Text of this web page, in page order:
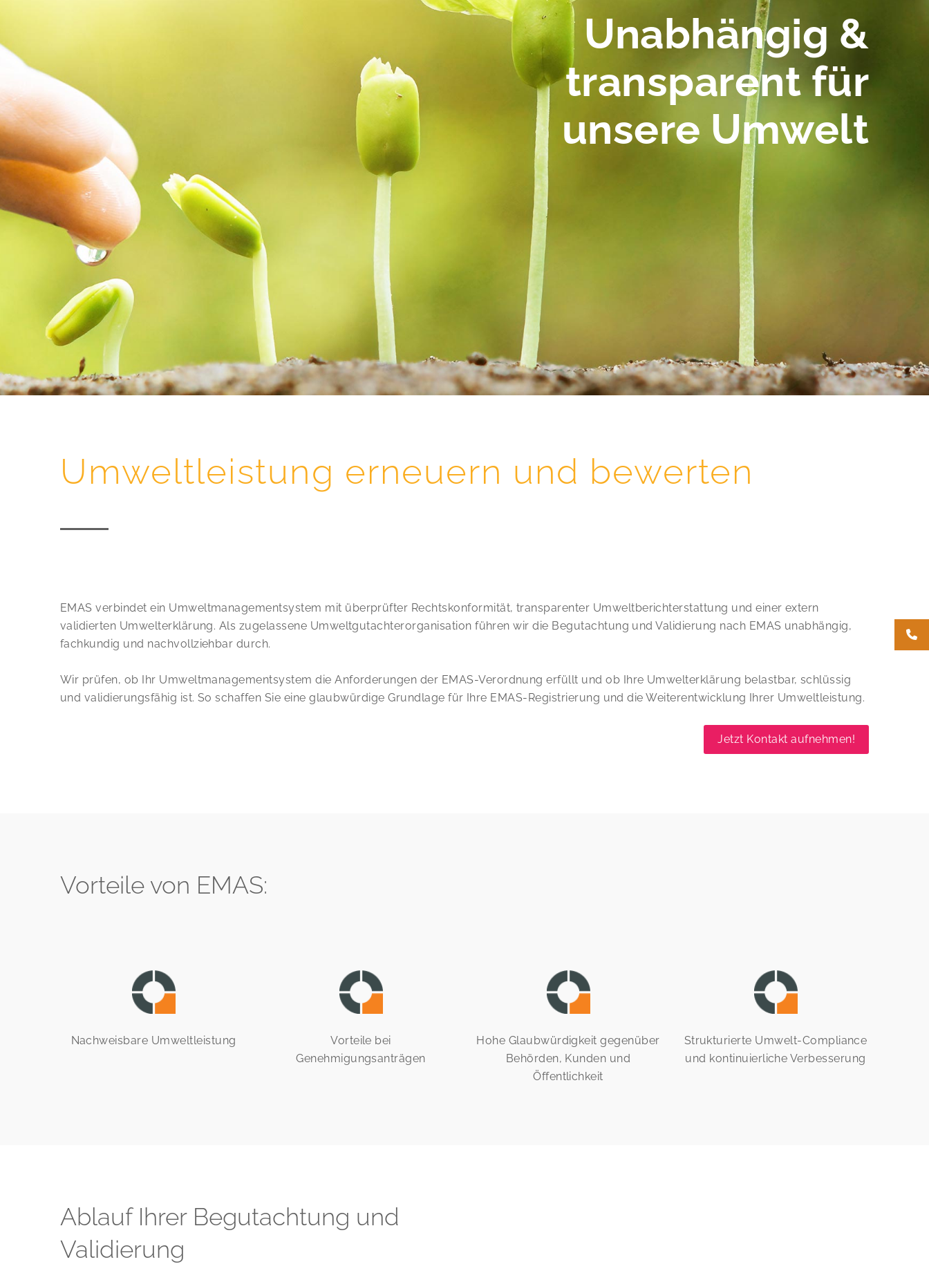
Unabhängig &
transparent für
unsere Umwelt
Umweltleistung erneuern und bewerten
EMAS verbindet ein Umweltmanagementsystem mit überprüfter Rechtskonformität, transparenter Umweltberichterstattung und einer extern
validierten Umwelterklärung. Als zugelassene Umweltgutachterorganisation führen wir die Begutachtung und Validierung nach EMAS unabhängig,
fachkundig und nachvollziehbar durch.
Wir prüfen, ob Ihr Umweltmanagementsystem die Anforderungen der EMAS-Verordnung erfüllt und ob Ihre Umwelterklärung belastbar, schlüssig
und validierungsfähig ist. So schaffen Sie eine glaubwürdige Grundlage für Ihre EMAS-Registrierung und die Weiterentwicklung Ihrer Umweltleistung.
Jetzt Kontakt aufnehmen!
Vorteile von EMAS:
Nachweisbare Umweltleistung
Vorteile bei
Genehmigungsanträgen
Hohe Glaubwürdigkeit gegenüber
Behörden, Kunden und
Öffentlichkeit
Strukturierte Umwelt-Compliance
und kontinuierliche Verbesserung
Ablauf Ihrer Begutachtung und
Validierung